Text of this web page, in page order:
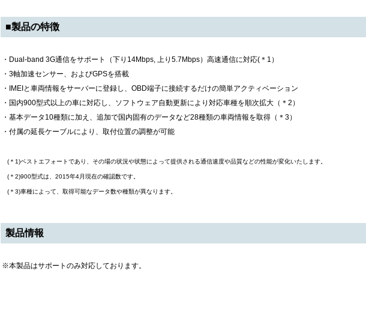
■製品の特徴
・Dual-band 3G通信をサポート（下り14Mbps, 上り5.7Mbps）高速通信に対応(＊1）
・3軸加速センサー、およびGPSを搭載
・IMEIと車両情報をサーバーに登録し、OBD端子に接続するだけの簡単アクティベーション
・国内900型式以上の車に対応し、ソフトウェア自動更新により対応車種を順次拡大（＊2）
・基本データ10種類に加え、追加で国内固有のデータなど28種類の車両情報を取得（＊3）
・付属の延長ケーブルにより、取付位置の調整が可能
(＊1)ベストエフォートであり、その場の状況や状態によって提供される通信速度や品質などの性能が変化いたします。
(＊2)900型式は、2015年4月現在の確認数です。
(＊3)車種によって、取得可能なデータ数や種類が異なります。
製品情報
※本製品はサポートのみ対応しております。